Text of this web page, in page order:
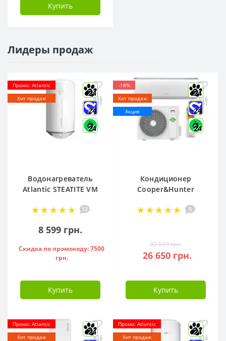
Купить
Лидеры продаж
Промо: Atlantic
Хит продаж
24
24
24
Водонагреватель
Atlantic STEATITE VM
851188
12
8 599 грн.
Скидка по промокоду: 7500
грн.
Купить
-18%
Хит продаж
Акция
24
24
24
Кондиционер
Cooper&Hunter
S12FTXLA2-NG (WI-
5
32 599 грн.
26 650 грн.
Купить
Промо: Atlantic
Хит продаж
24
Промо: Atlantic
Хит продаж
24